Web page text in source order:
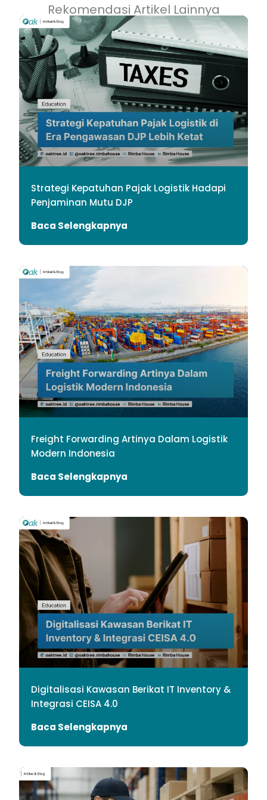
Rekomendasi Artikel Lainnya
Strategi Kepatuhan Pajak Logistik Hadapi
Penjaminan Mutu DJP
Baca Selengkapnya
Freight Forwarding Artinya Dalam Logistik
Modern Indonesia
Baca Selengkapnya
Digitalisasi Kawasan Berikat IT Inventory &
Integrasi CEISA 4.0
Baca Selengkapnya